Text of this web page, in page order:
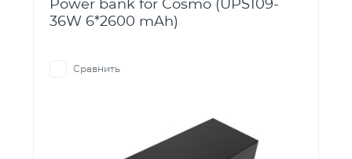
Power bank for Cosmo (UPS109-
36W 6*2600 mAh)
Сравнить